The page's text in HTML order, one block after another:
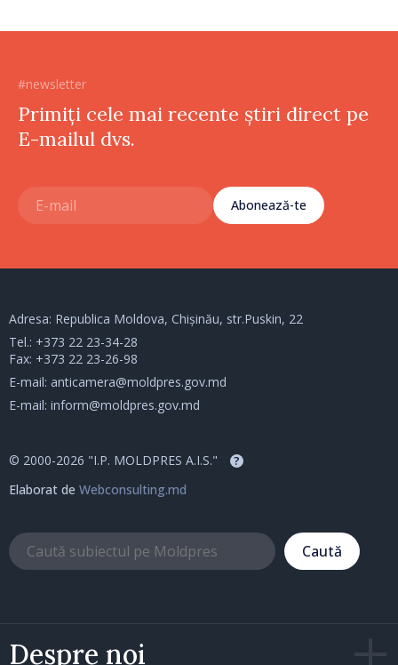
#newsletter
Primiți cele mai recente știri direct pe
E-mailul dvs.
Abonează-te
Despre noi
Adresa: Republica Moldova, Chișinău, str.Puskin, 22
Tel.: +373 22 23-34-28
Fax: +373 22 23-26-98
E-mail: anticamera@moldpres.gov.md
E-mail: inform@moldpres.gov.md
© 2000-2026 "I.P. MOLDPRES A.I.S." ?
Elaborat de Webconsulting.md
Caută